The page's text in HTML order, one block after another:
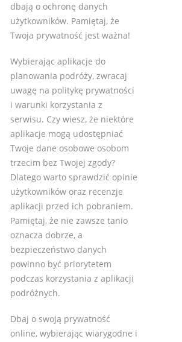
dbają o ochronę danych
użytkowników. Pamiętaj, że
Twoja prywatność jest ważna!
Wybierając aplikacje do
planowania podróży, zwracaj
uwagę na politykę prywatności
i warunki korzystania z
serwisu. Czy wiesz, że niektóre
aplikacje mogą udostępniać
Twoje dane osobowe osobom
trzecim bez Twojej zgody?
Dlatego warto sprawdzić opinie
użytkowników oraz recenzje
aplikacji przed ich pobraniem.
Pamiętaj, że nie zawsze tanio
oznacza dobrze, a
bezpieczeństwo danych
powinno być priorytetem
podczas korzystania z aplikacji
podróżnych.
Dbaj o swoją prywatność
online, wybierając wiarygodne i